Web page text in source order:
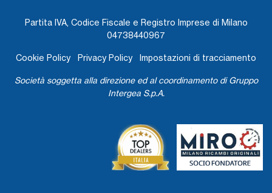
Partita IVA, Codice Fiscale e Registro Imprese di Milano
04738440967
Cookie Policy Privacy Policy Impostazioni di tracciamento
Società soggetta alla direzione ed al coordinamento di Gruppo
Intergea S.p.A.